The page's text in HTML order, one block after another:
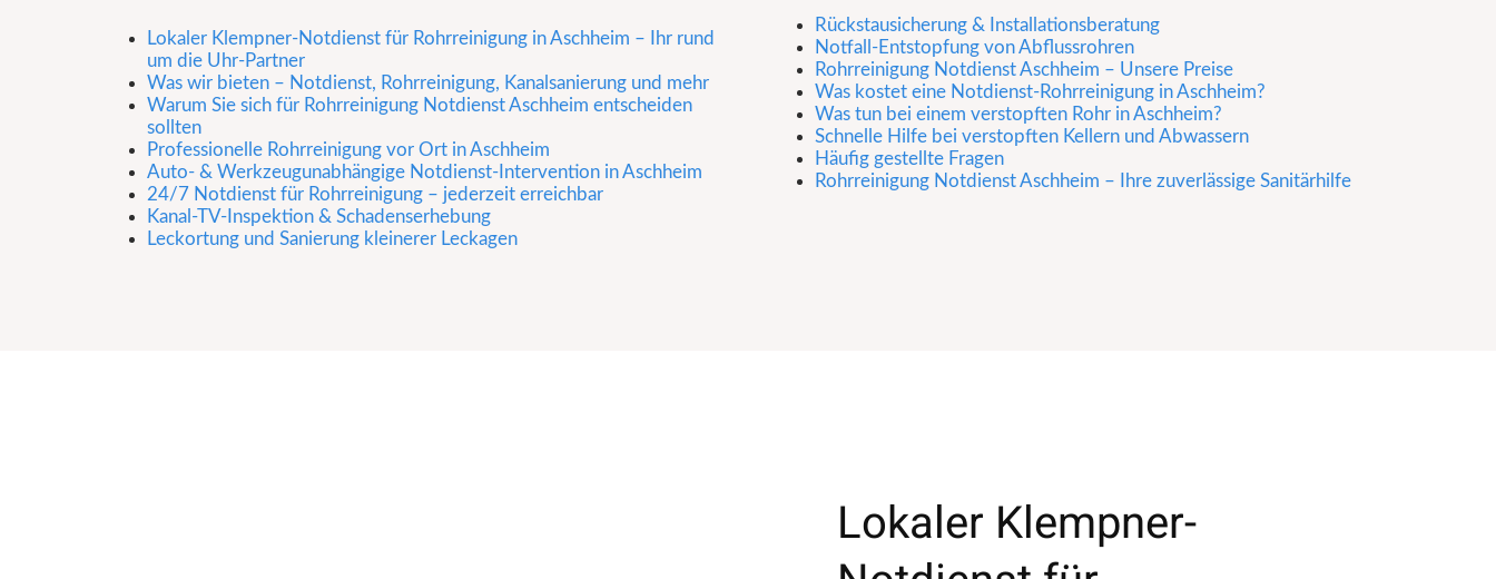
Lokaler Klempner-Notdienst für Rohrreinigung in Aschheim – Ihr rund
um die Uhr-Partner
Was wir bieten – Notdienst, Rohrreinigung, Kanalsanierung und mehr
Warum Sie sich für Rohrreinigung Notdienst Aschheim entscheiden
sollten
Professionelle Rohrreinigung vor Ort in Aschheim
Auto- & Werkzeugunabhängige Notdienst-Intervention in Aschheim
24/7 Notdienst für Rohrreinigung – jederzeit erreichbar
Kanal-TV-Inspektion & Schadenserhebung
Leckortung und Sanierung kleinerer Leckagen
Rückstausicherung & Installationsberatung
Notfall-Entstopfung von Abflussrohren
Rohrreinigung Notdienst Aschheim – Unsere Preise
Was kostet eine Notdienst-Rohrreinigung in Aschheim?
Was tun bei einem verstopften Rohr in Aschheim?
Schnelle Hilfe bei verstopften Kellern und Abwassern
Häufig gestellte Fragen
Rohrreinigung Notdienst Aschheim – Ihre zuverlässige Sanitärhilfe
Lokaler Klempner-